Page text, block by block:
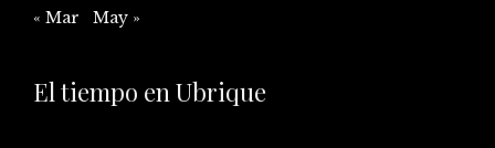
« Mar May »
El tiempo en Ubrique